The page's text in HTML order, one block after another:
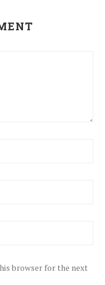
browser for the next